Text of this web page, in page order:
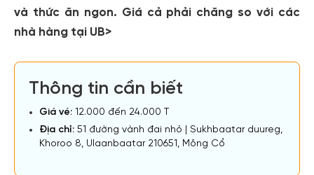
và thức ăn ngon. Giá cả phải chăng so với các
nhà hàng tại UB>
Thông tin cần biết
Giá vé: 12.000 đến 24.000 T
Địa chỉ: 51 đường vành đai nhỏ | Sukhbaatar duureg,
Khoroo 8, Ulaanbaatar 210651, Mông Cổ